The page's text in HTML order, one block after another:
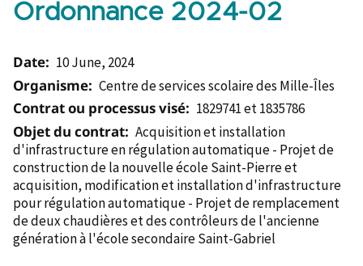
Accueil
Ordonnance 2024-02
Date: 10 June, 2024
Organisme: Centre de services scolaire des Mille-Îles
Contrat ou processus visé: 1829741 et 1835786
Objet du contrat: Acquisition et installation
d'infrastructure en régulation automatique - Projet de
construction de la nouvelle école Saint-Pierre et
acquisition, modification et installation d'infrastructure
pour régulation automatique - Projet de remplacement
de deux chaudières et des contrôleurs de l'ancienne
génération à l'école secondaire Saint-Gabriel